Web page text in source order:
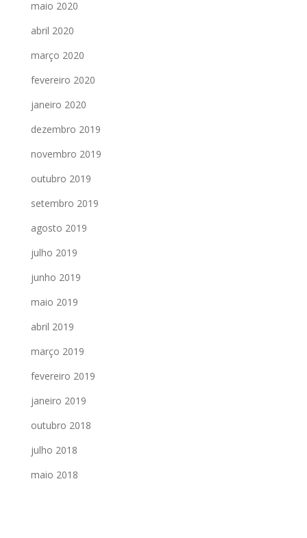
maio 2020
abril 2020
março 2020
fevereiro 2020
janeiro 2020
dezembro 2019
novembro 2019
outubro 2019
setembro 2019
agosto 2019
julho 2019
junho 2019
maio 2019
abril 2019
março 2019
fevereiro 2019
janeiro 2019
outubro 2018
julho 2018
maio 2018